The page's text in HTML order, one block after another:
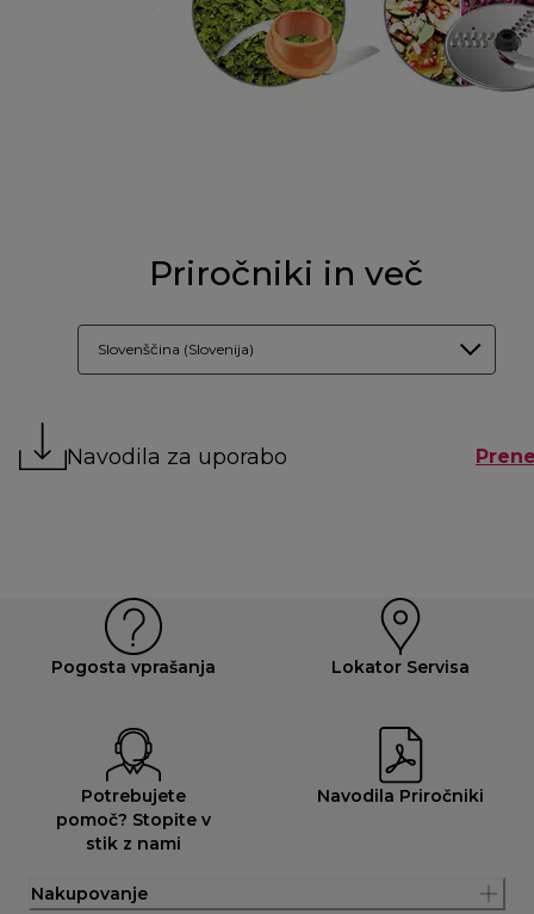
Priročniki in več
Slovenščina (Slovenija)
Navodila za uporabo
Pogosta vprašanja Lokator Servisa
Potrebujete
pomoč? Stopite v
stik z nami
Navodila Priročniki
Nakupovanje